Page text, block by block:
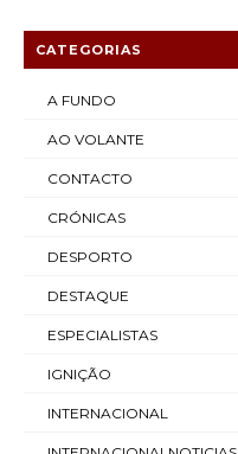
CATEGORIAS
A FUNDO
AO VOLANTE
CONTACTO
CRÓNICAS
DESPORTO
DESTAQUE
ESPECIALISTAS
IGNIÇÃO
INTERNACIONAL